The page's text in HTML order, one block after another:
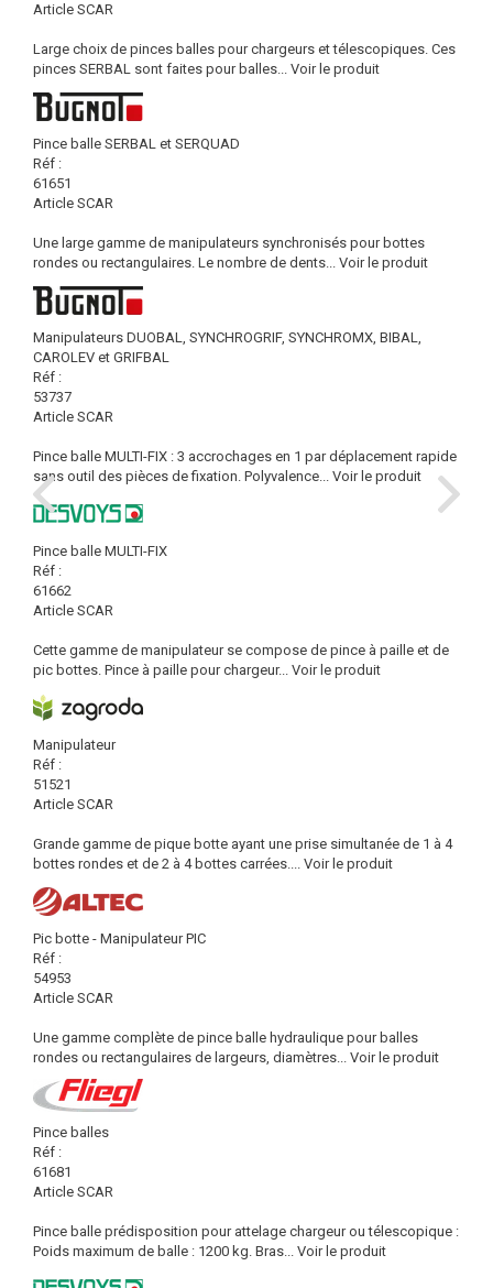
Article SCAR
Large choix de pinces balles pour chargeurs et télescopiques. Ces
pinces SERBAL sont faites pour balles... Voir le produit
Pince balle SERBAL et SERQUAD
Réf :
61651
Article SCAR
Une large gamme de manipulateurs synchronisés pour bottes
rondes ou rectangulaires. Le nombre de dents... Voir le produit
Manipulateurs DUOBAL, SYNCHROGRIF, SYNCHROMX, BIBAL,
CAROLEV et GRIFBAL
Réf :
53737
Article SCAR
Pince balle MULTI-FIX : 3 accrochages en 1 par déplacement rapide
sans outil des pièces de fixation. Polyvalence... Voir le produit
Pince balle MULTI-FIX
Réf :
61662
Article SCAR
Cette gamme de manipulateur se compose de pince à paille et de
pic bottes. Pince à paille pour chargeur... Voir le produit
Manipulateur
Réf :
51521
Article SCAR
Grande gamme de pique botte ayant une prise simultanée de 1 à 4
bottes rondes et de 2 à 4 bottes carrées.... Voir le produit
Pic botte - Manipulateur PIC
Réf :
54953
Article SCAR
Une gamme complète de pince balle hydraulique pour balles
rondes ou rectangulaires de largeurs, diamètres... Voir le produit
Pince balles
Réf :
61681
Article SCAR
Pince balle prédisposition pour attelage chargeur ou télescopique :
Poids maximum de balle : 1200 kg. Bras... Voir le produit